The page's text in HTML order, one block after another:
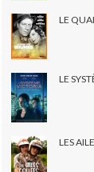
LE
LE
LES